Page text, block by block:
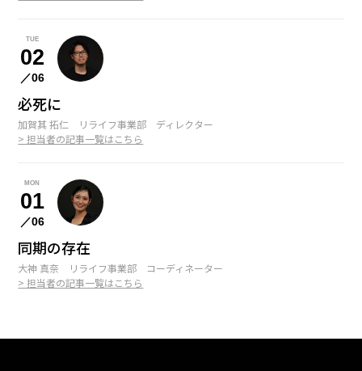
TUE
02
／06
必死に
加賀其 拓仁 リライフ事業部 ディレクター
> 担当者の記事一覧はこちら
MON
01
／06
同期の存在
大神 真奈 リライフ事業部 コーディネーター
> 担当者の記事一覧はこちら